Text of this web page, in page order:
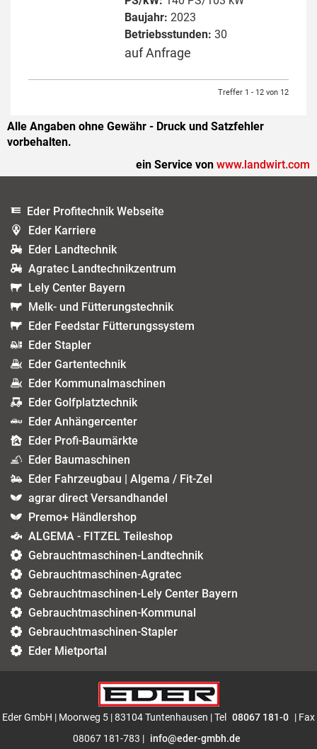
Baujahr: 2023
Betriebsstunden: 30
auf Anfrage
Treffer 1 - 12 von 12
Alle Angaben ohne Gewähr - Druck und Satzfehler
vorbehalten.
ein Service von www.landwirt.com
Eder Profitechnik Webseite
Eder Karriere
Eder Landtechnik
Agratec Landtechnikzentrum
Lely Center Bayern
Melk- und Fütterungstechnik
Eder Feedstar Fütterungssystem
Eder Stapler
Eder Gartentechnik
Eder Kommunalmaschinen
Eder Golfplatztechnik
Eder Anhängercenter
Eder Profi-Baumärkte
Eder Baumaschinen
Eder Fahrzeugbau | Algema / Fit-Zel
agrar direct Versandhandel
Premo+ Händlershop
ALGEMA - FITZEL Teileshop
Gebrauchtmaschinen-Landtechnik
Gebrauchtmaschinen-Agratec
Gebrauchtmaschinen-Lely Center Bayern
Gebrauchtmaschinen-Kommunal
Gebrauchtmaschinen-Stapler
Eder Mietportal
Eder GmbH | Moorweg 5 | 83104 Tuntenhausen | Tel 08067 181-0 | Fax
08067 181-783 | info@eder-gmbh.de